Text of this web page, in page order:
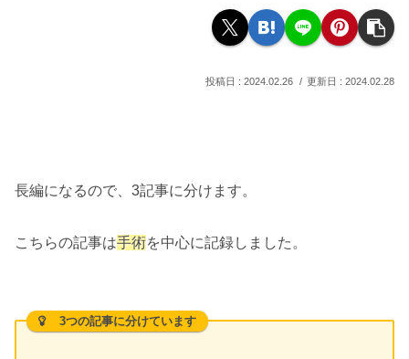
2024.02.26 2024.02.28
長編になるので、3記事に分けます。
こちらの記事は手術を中心に記録しました。
3つの記事に分けています